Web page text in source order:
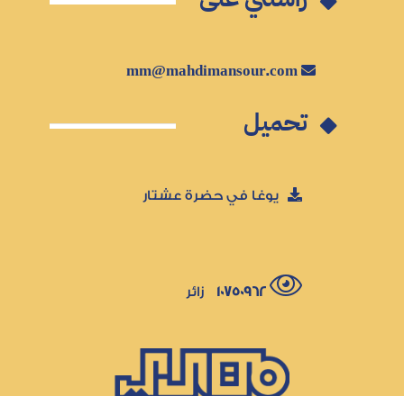
تحميل
يوغا في حضرة عشتار
10750962 زائر